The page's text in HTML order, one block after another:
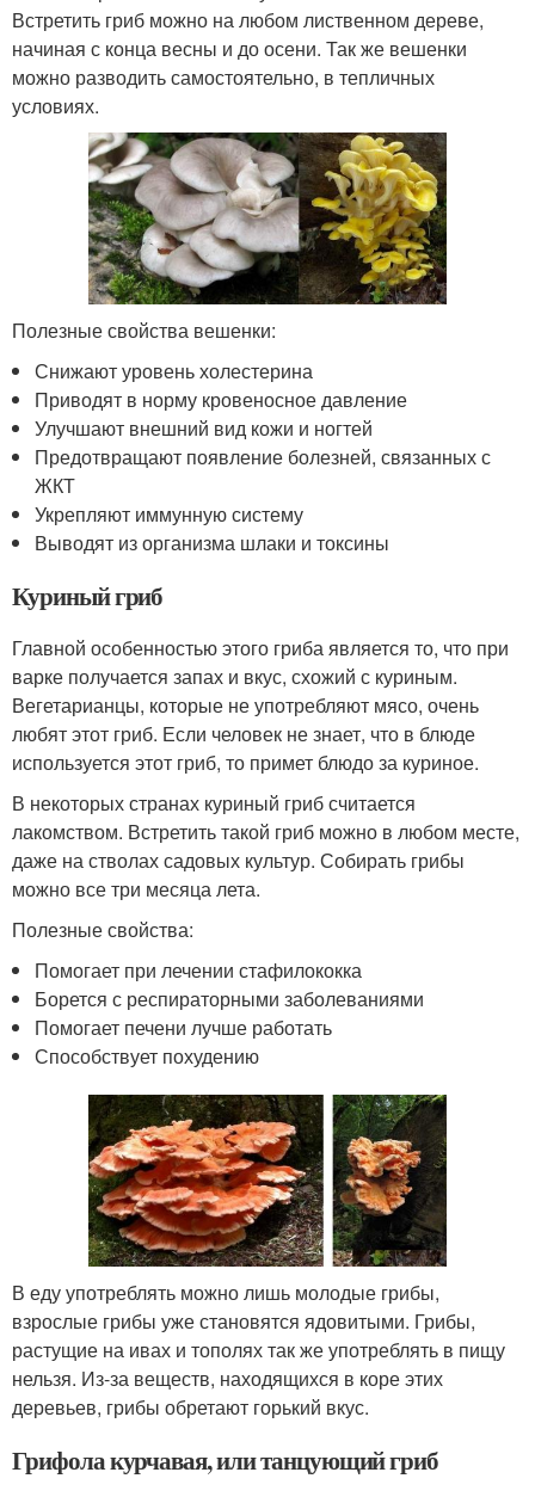
Встретить гриб можно на любом лиственном дереве,
начиная с конца весны и до осени. Так же вешенки
можно разводить самостоятельно, в тепличных
условиях.
Полезные свойства вешенки:
Снижают уровень холестерина
Приводят в норму кровеносное давление
Улучшают внешний вид кожи и ногтей
Предотвращают появление болезней, связанных с
ЖКТ
Укрепляют иммунную систему
Выводят из организма шлаки и токсины
Куриный гриб
Главной особенностью этого гриба является то, что при
варке получается запах и вкус, схожий с куриным.
Вегетарианцы, которые не употребляют мясо, очень
любят этот гриб. Если человек не знает, что в блюде
используется этот гриб, то примет блюдо за куриное.
В некоторых странах куриный гриб считается
лакомством. Встретить такой гриб можно в любом месте,
даже на стволах садовых культур. Собирать грибы
можно все три месяца лета.
Полезные свойства:
Помогает при лечении стафилококка
Борется с респираторными заболеваниями
Помогает печени лучше работать
Способствует похудению
В еду употреблять можно лишь молодые грибы,
взрослые грибы уже становятся ядовитыми. Грибы,
растущие на ивах и тополях так же употреблять в пищу
нельзя. Из-за веществ, находящихся в коре этих
деревьев, грибы обретают горький вкус.
Грифола курчавая, или танцующий гриб